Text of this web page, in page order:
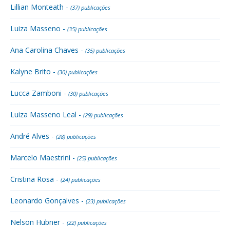
Lillian Monteath - (37) publicações
Luiza Masseno - (35) publicações
Ana Carolina Chaves - (35) publicações
Kalyne Brito - (30) publicações
Lucca Zamboni - (30) publicações
Luiza Masseno Leal - (29) publicações
André Alves - (28) publicações
Marcelo Maestrini - (25) publicações
Cristina Rosa - (24) publicações
Leonardo Gonçalves - (23) publicações
Nelson Hubner - (22) publicações